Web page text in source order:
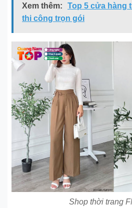
Xem thêm:
Top 5 cửa hàng
thi công trọn gói
Shop thời trang